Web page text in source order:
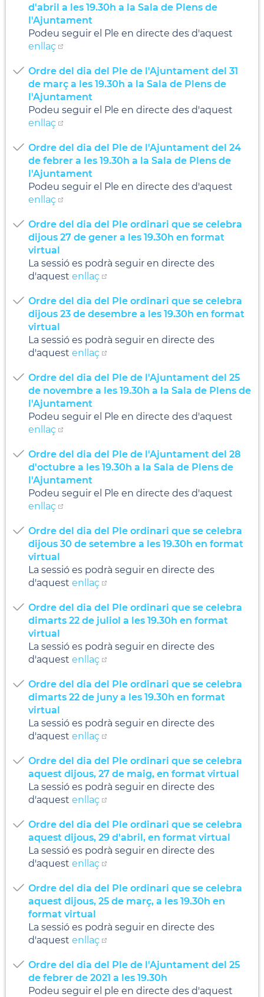
d'abril a les 19.30h a la Sala de Plens de
l'Ajuntament
Podeu seguir el Ple en directe des d'aquest
enllaç
Ordre del dia del Ple de l'Ajuntament del 31
de març a les 19.30h a la Sala de Plens de
l'Ajuntament
Podeu seguir el Ple en directe des d'aquest
enllaç
Ordre del dia del Ple de l'Ajuntament del 24
de febrer a les 19.30h a la Sala de Plens de
l'Ajuntament
Podeu seguir el Ple en directe des d'aquest
enllaç
Ordre del dia del Ple ordinari que se celebra
dijous 27 de gener a les 19.30h en format
virtual
La sessió es podrà seguir en directe des
d'aquest enllaç
Ordre del dia del Ple ordinari que se celebra
dijous 23 de desembre a les 19.30h en format
virtual
La sessió es podrà seguir en directe des
d'aquest enllaç
Ordre del dia del Ple de l'Ajuntament del 25
de novembre a les 19.30h a la Sala de Plens de
l'Ajuntament
Podeu seguir el Ple en directe des d'aquest
enllaç
Ordre del dia del Ple de l'Ajuntament del 28
d'octubre a les 19.30h a la Sala de Plens de
l'Ajuntament
Podeu seguir el Ple en directe des d'aquest
enllaç
Ordre del dia del Ple ordinari que se celebra
dijous 30 de setembre a les 19.30h en format
virtual
La sessió es podrà seguir en directe des
d'aquest enllaç
Ordre del dia del Ple ordinari que se celebra
dimarts 22 de juliol a les 19.30h en format
virtual
La sessió es podrà seguir en directe des
d'aquest enllaç
Ordre del dia del Ple ordinari que se celebra
dimarts 22 de juny a les 19.30h en format
virtual
La sessió es podrà seguir en directe des
d'aquest enllaç
Ordre del dia del Ple ordinari que se celebra
aquest dijous, 27 de maig, en format virtual
La sessió es podrà seguir en directe des
d'aquest enllaç
Ordre del dia del Ple ordinari que se celebra
aquest dijous, 29 d'abril, en format virtual
La sessió es podrà seguir en directe des
d'aquest enllaç
Ordre del dia del Ple ordinari que se celebra
aquest dijous, 25 de març, a les 19.30h en
format virtual
La sessió es podrà seguir en directe des
d'aquest enllaç
Ordre del dia del Ple de l'Ajuntament del 25
de febrer de 2021 a les 19.30h
Podeu seguir el ple en directe des d'aquest